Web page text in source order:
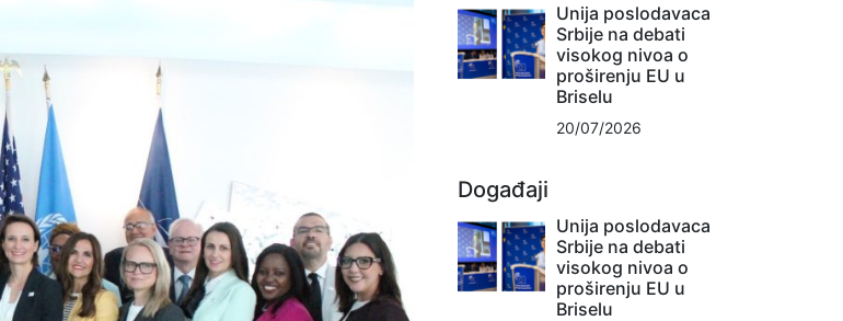
Unija poslodavaca
Srbije na debati
visokog nivoa o
proširenju EU u
Briselu
20/07/2026
Događaji
Unija poslodavaca
Srbije na debati
visokog nivoa o
proširenju EU u
Briselu